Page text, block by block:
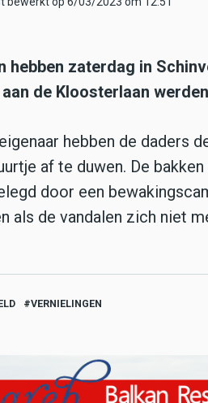
hebben zaterdag in
de Kloosterlaan
hebben de daders
af te duwen. De
door een
als de vandalen zich niet
VERNIELINGEN